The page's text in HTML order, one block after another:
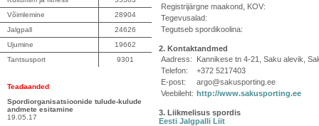
Võimlemine
28904
Jalgpall
24626
Ujumine
19662
Tantsusport
9301
Teadaanded
Spordiorganisatsioonide tulude-kulude
andmete esitamine
19.05.17
Registrijärgne maakond, KOV:
Tegevusalad:
Tegutseb spordikoolina:
2. Kontaktandmed
Aadress:
Kannikese tn 4-21, Saku alevik,
Telefon:
+372 5217403
E-post:
argo@sakusporting.ee
Veebileht: http://www.sakusporting.ee
3. Liikmelisus spordis
Eesti Jalgpalli Liit